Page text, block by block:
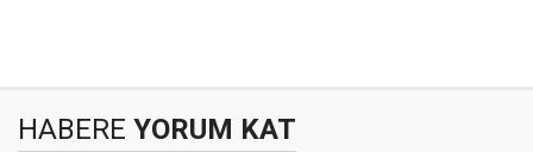
HABERE YORUM KAT